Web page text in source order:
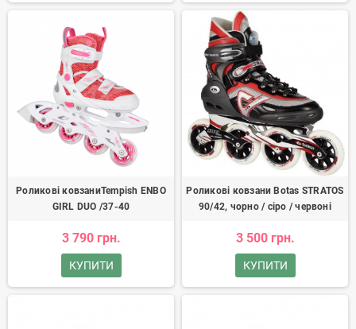
Роликові ковзаниTempish ENBO
GIRL DUO /37-40
3 790 грн.
КУПИТИ
Роликові ковзани Botas STRATOS
90/42, чорно / сіро / червоні
3 500 грн.
КУПИТИ